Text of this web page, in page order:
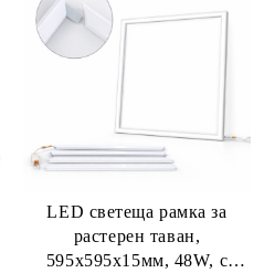
LED светеща рамка за
растерен таван,
595х595x15мм, 48W, с